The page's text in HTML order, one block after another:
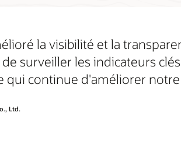
la visibilité et la
surveiller les indicateurs
qui continue d'améliorer
Ltd.